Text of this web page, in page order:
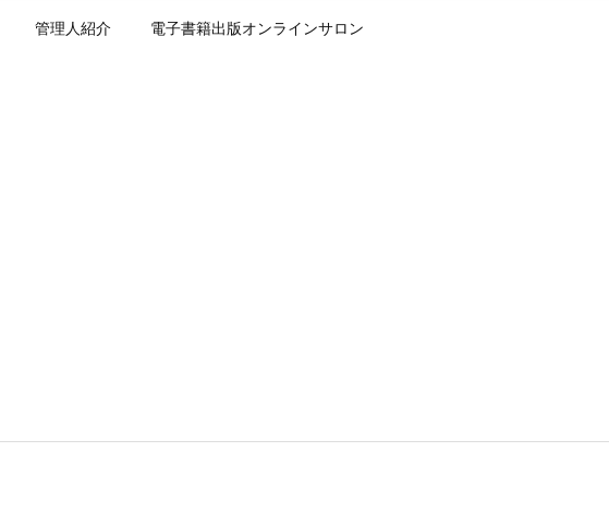
管理人紹介 電子書籍出版オンラインサロン